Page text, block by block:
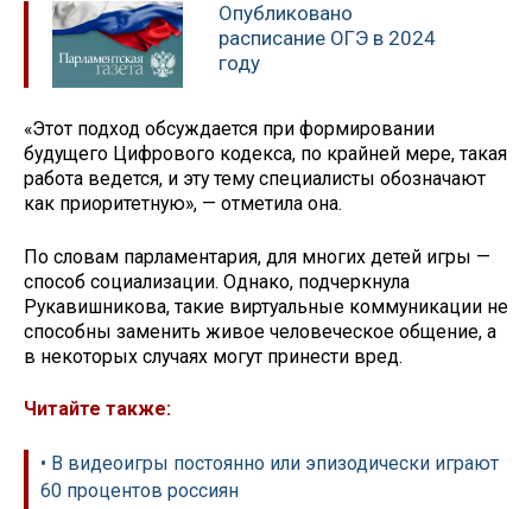
Опубликовано
расписание ОГЭ в 2024
году
«Этот подход обсуждается при формировании
будущего Цифрового кодекса, по крайней мере, такая
работа ведется, и эту тему специалисты обозначают
как приоритетную», — отметила она.
По словам парламентария, для многих детей игры —
способ социализации. Однако, подчеркнула
Рукавишникова, такие виртуальные коммуникации не
способны заменить живое человеческое общение, а
в некоторых случаях могут принести вред.
Читайте также:
• В видеоигры постоянно или эпизодически играют
60 процентов россиян